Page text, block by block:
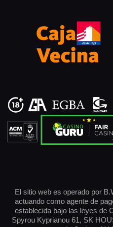
El sitio web es operado por
actuando como agente de
establecida bajo las leyes de
Spyrou Kyprianou 61, SK